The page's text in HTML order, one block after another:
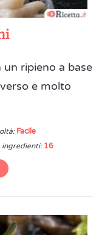
ripieno a base
e molto
Facile
ingredienti: 16